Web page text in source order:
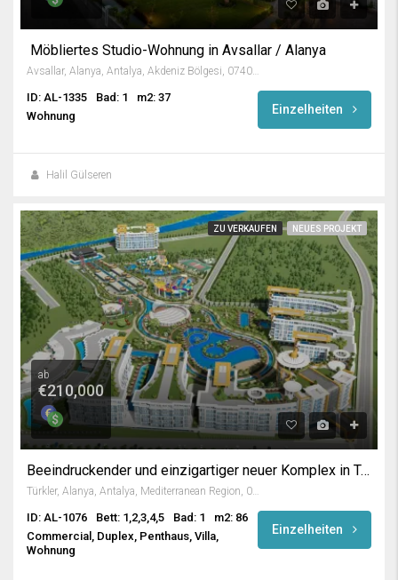
Möbliertes Studio-Wohnung in Avsallar / Alanya
ID: AL-1335 Bad: 1
m2: 37
Wohnung
Einzelheiten
Halil Gülseren
ZU VERKAUFEN NEUES PROJEKT
ab
€210,000
Beeindruckender und einzigartiger neuer Komplex in Türkler Alanya
Türkler, Alanya, Antalya, Mediterranean Region, 07410, Turkey
ID: AL-1076 Bett: 1,2,3,4,5 Bad: 1
m2: 86
Commercial, Duplex, Penthaus, Villa,
Wohnung
Einzelheiten